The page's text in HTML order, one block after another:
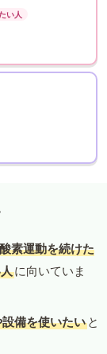
い人
素運動を続けた
に向いていま
備を使いたい と